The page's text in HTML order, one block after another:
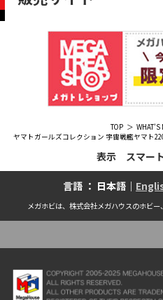
TOP
WHAT'S
ヤマトガールズコレクション 宇宙戦艦ヤマト
表示 スマート
言語 ： 日本語｜
メガホビは、株式会社メガハウスのホビ